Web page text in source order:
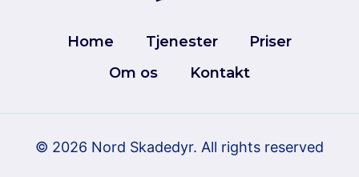
Home Tjenester
Priser
Om os
Kontakt
© 2026 Nord Skadedyr. All rights reserved